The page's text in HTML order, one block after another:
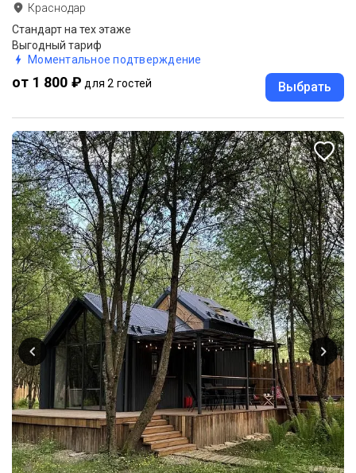
Краснодар
Стандарт на тех этаже
Выгодный тариф
Моментальное подтверждение
от 1 800 ₽ для 2 гостей Выбрать